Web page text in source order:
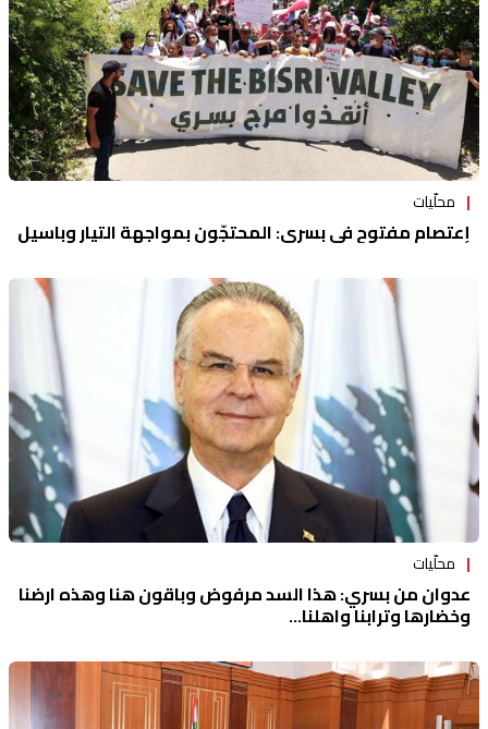
محلّيات
إعتصام مفتوح في بسري: المحتجّون بمواجهة التيار وباسيل
محلّيات
عدوان من بسري: هذا السد مرفوض وباقون هنا وهذه ارضنا
وخضارها وترابنا واهلنا...